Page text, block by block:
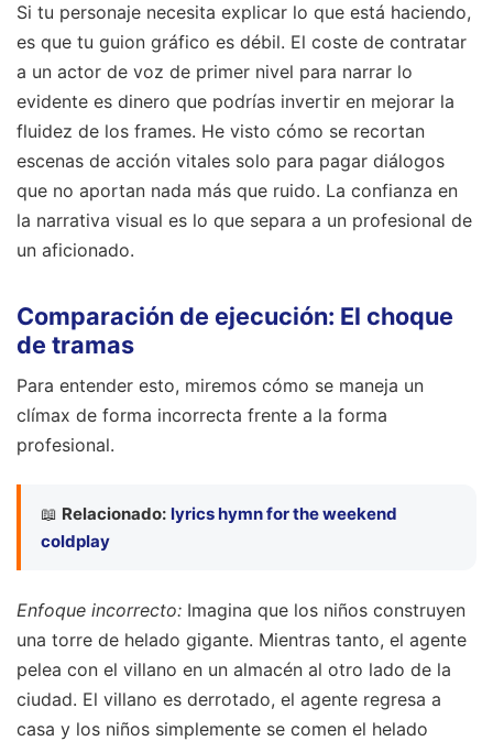
Si tu personaje necesita explicar lo que está haciendo,
es que tu guion gráfico es débil. El coste de contratar
a un actor de voz de primer nivel para narrar lo
evidente es dinero que podrías invertir en mejorar la
fluidez de los frames. He visto cómo se recortan
escenas de acción vitales solo para pagar diálogos
que no aportan nada más que ruido. La confianza en
la narrativa visual es lo que separa a un profesional de
un aficionado.
Comparación de ejecución: El choque
de tramas
Para entender esto, miremos cómo se maneja un
clímax de forma incorrecta frente a la forma
profesional.
📖 Relacionado: lyrics hymn for the weekend
coldplay
Enfoque incorrecto: Imagina que los niños construyen
una torre de helado gigante. Mientras tanto, el agente
pelea con el villano en un almacén al otro lado de la
ciudad. El villano es derrotado, el agente regresa a
casa y los niños simplemente se comen el helado